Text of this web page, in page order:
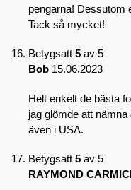
pengarna! Dessutom
Tack så mycket!
Betygsatt 5 av 5
Bob 15.06.2023
Helt enkelt de bästa
jag glömde att
även i USA.
Betygsatt 5 av 5
RAYMOND